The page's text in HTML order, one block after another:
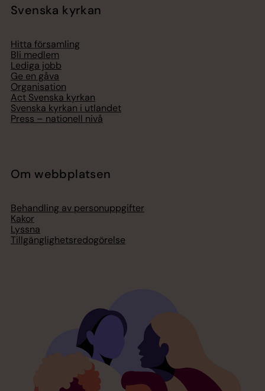
Svenska kyrkan
Hitta församling
Bli medlem
Lediga jobb
Ge en gåva
Organisation
Act Svenska kyrkan
Svenska kyrkan i utlandet
Press – nationell nivå
Om webbplatsen
Behandling av personuppgifter
Kakor
Lyssna
Tillgänglighetsredogörelse